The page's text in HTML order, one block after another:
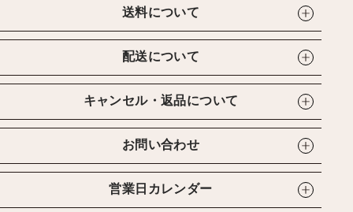
送料について
配送について
キャンセル・返品について
お問い合わせ
営業日カレンダー